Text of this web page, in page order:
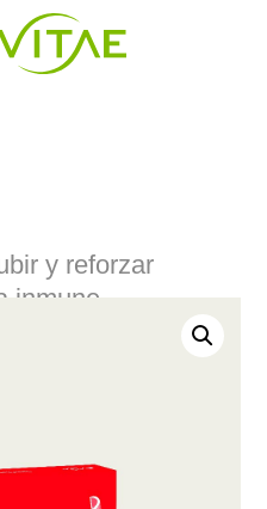
y reforzar
inmune.